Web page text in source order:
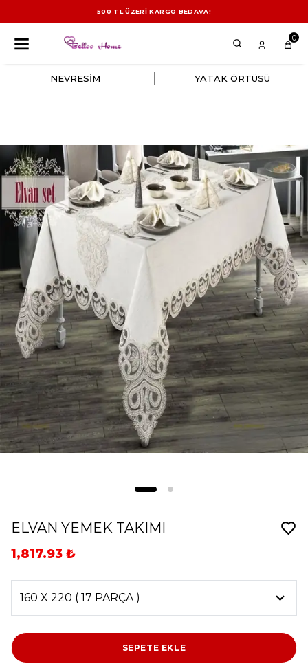
500 TL ÜZERİ KARGO BEDAVA!
0
NEVRESİM YATAK ÖRTÜSÜ
ELVAN YEMEK TAKIMI
1,817.93 ₺
SEPETE EKLE